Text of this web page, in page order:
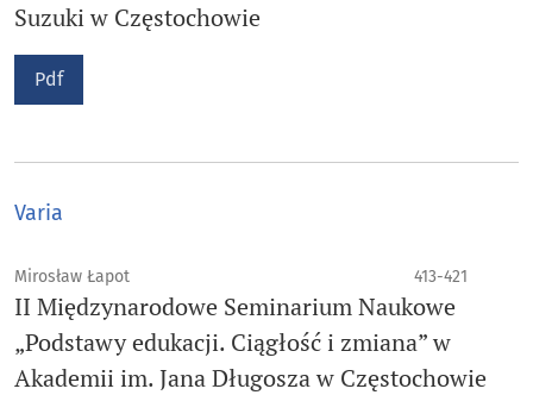
Suzuki w Częstochowie
Pdf
Varia
Mirosław Łapot 413-421
II Międzynarodowe Seminarium Naukowe
„Podstawy edukacji. Ciągłość i zmiana” w
Akademii im. Jana Długosza w Częstochowie